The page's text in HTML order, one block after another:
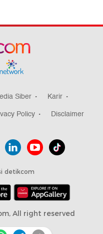
Siber
Karir
Policy Disclaimer
detikcom
All right reserved